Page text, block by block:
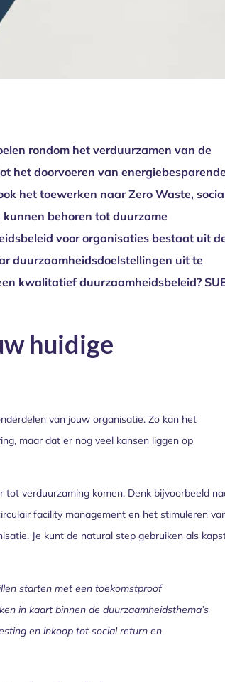
rondom het verduurzamen van de
het doorvoeren van
het toewerken naar Zero Waste,
behoren tot duurzame
voor organisaties bestaat uit
duurzaamheidsdoelstellingen uit te
kwalitatief duurzaamheidsbeleid?
huidige
van jouw organisatie. Zo kan het
maar dat er nog veel kansen liggen op
verduurzaming komen. Denk bijvoorbeeld
facility management en het stimuleren
Je kunt de natural step gebruiken als
starten met een toekomstproof
in kaart binnen de duurzaamheidsthema’s
en inkoop tot social return en